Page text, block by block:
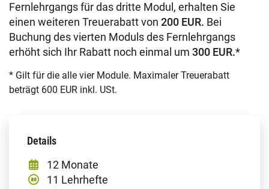
Fernlehrgangs für das dritte Modul, erhalten Sie
einen weiteren Treuerabatt von 200 EUR. Bei
Buchung des vierten Moduls des Fernlehrgangs
erhöht sich Ihr Rabatt noch einmal um 300 EUR.*
* Gilt für die alle vier Module. Maximaler Treuerabatt
beträgt 600 EUR inkl. USt.
Details
12 Monate
11 Lehrhefte